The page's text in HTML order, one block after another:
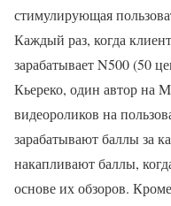
стимулирующая
Каждый раз, когда
зарабатывает N500 (50
Кьереко, один автор на
видеороликов на
зарабатывают баллы за
накапливают баллы,
основе их обзоров.